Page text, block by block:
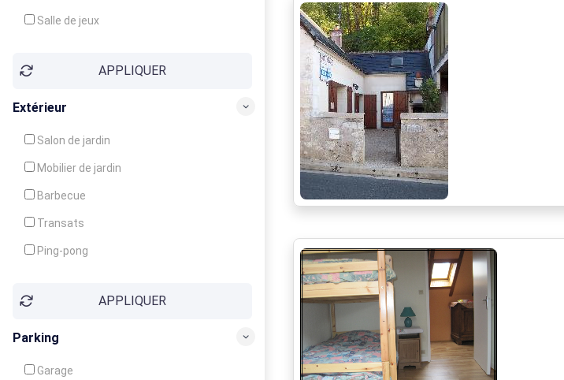
Salle de jeux
Balcon / Terrasse
APPLIQUER
Extérieur
Salon de jardin
Mobilier de jardin
Barbecue
Transats
Ping-pong
Jeux d'enfantsAPPLIQUER
Parking
Garage